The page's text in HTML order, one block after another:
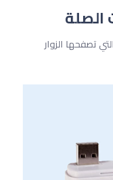
الصلة
تصفحها الزوار